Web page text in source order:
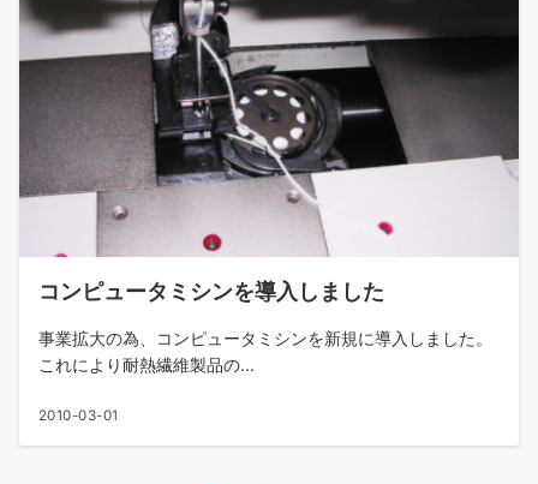
コンピュータミシンを導入しました
事業拡大の為、コンピュータミシンを新規に導入しました。
これにより耐熱繊維製品の...
2010-03-01